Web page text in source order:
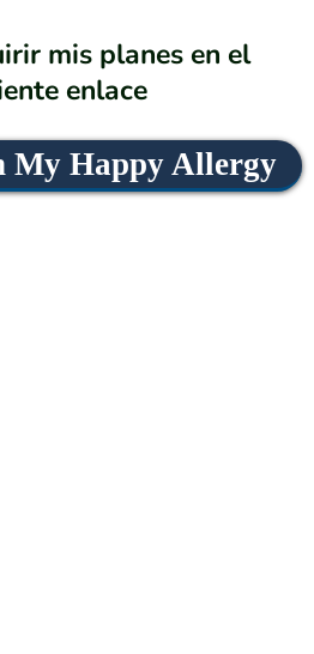
mis planes en el
enlace
My Happy Allergy